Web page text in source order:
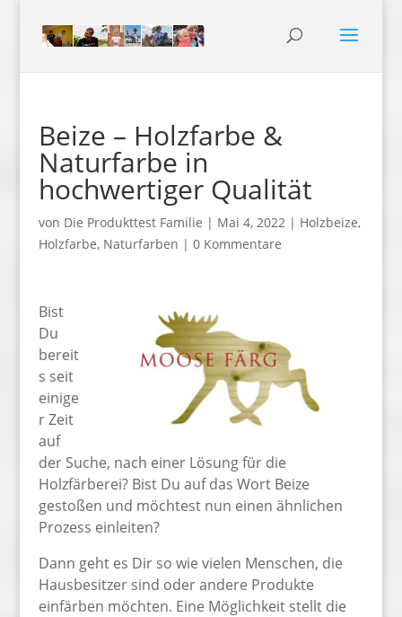
Beize – Holzfarbe &
Naturfarbe in
hochwertiger Qualität
von Die Produkttest Familie | Mai 4, 2022| Holzbeize,
Holzfarbe, Naturfarben | 0 Kommentare
Bist
Du
bereit
s seit
einige
r Zeit
auf
der Suche, nach einer Lösung für die
Holzfärberei? Bist Du auf das Wort Beize
gestoßen und möchtest nun einen ähnlichen
Prozess einleiten?
Dann geht es Dir so wie vielen Menschen, die
Hausbesitzer sind oder andere Produkte
einfärben möchten. Eine Möglichkeit stellt die